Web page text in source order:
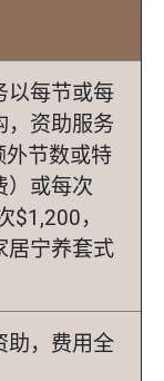
以每节或每
，资助服务
节数或特
）或每次
，
居宁养套式
助，费用全